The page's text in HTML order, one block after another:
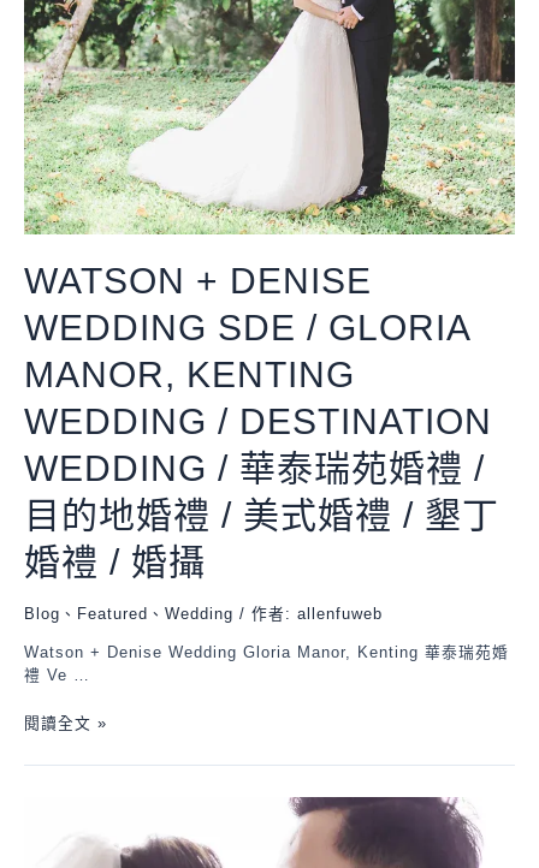
WATSON + DENISE
WEDDING SDE / GLORIA
MANOR, KENTING
WEDDING / DESTINATION
WEDDING / 華泰瑞苑婚禮 /
目的地婚禮 / 美式婚禮 / 墾丁
婚禮 / 婚攝
Blog 、 Featured 、 Wedding / 作者: allenfuweb
Watson + Denise Wedding Gloria Manor, Kenting 華泰瑞苑婚
禮 Ve …
閱讀全文 »